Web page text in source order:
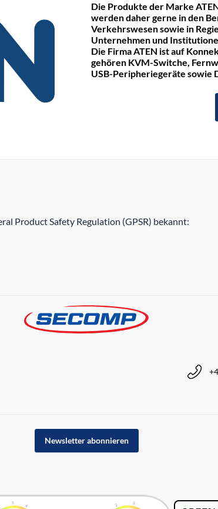
Die Produkte der Marke
werden daher gerne in den
Verkehrswesen sowie in
Unternehmen und
Die Firma ATEN ist auf
gehören KVM-Switche,
USB-Peripheriegeräte sowie
Product Safety Regulation (GPSR) bekannt:
Newsletter abonnieren